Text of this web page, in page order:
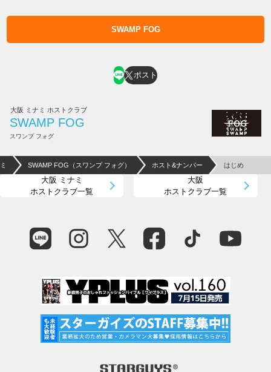
SWAMP FOG
ポスト
大阪 ミナミ ホストクラブ
SWAMP FOG
スワンプ フォグ
SWAMP FOG（スワンプ フォグ） ホスト&ナンバー はじめ
大阪 ミナミ
ホストクラブ一覧
大阪
ホストクラブ一覧